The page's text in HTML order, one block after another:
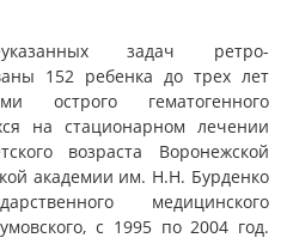
задач ретро-
152 ребенка до трех лет
острого гематогенного
на стационарном лечении
возраста Воронежской
академии им. Н.Н. Бурденко
медицинского
с 1995 по 2004 год.